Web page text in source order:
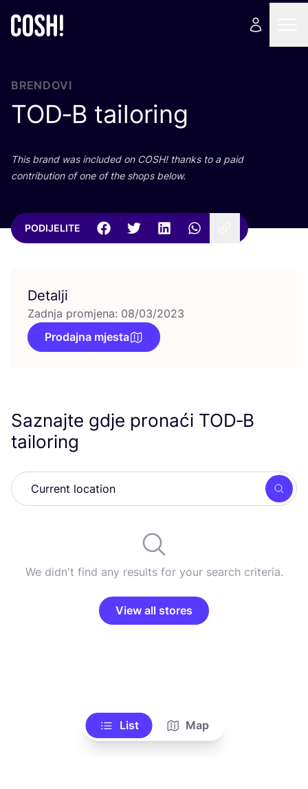
BRENDOVI
TOD‑B tailoring
This brand was inclu­ded on COSH! than­ks to a paid
con­tri­bu­ti­on of one of the shops below.
PODIJELITE
Detalji
Zadnja promjena: 08/03/2023
Prodajna mjesta
Saznajte gdje pronaći TOD‑B
tailoring
We didn't find any results for your search criteria.
View all stores
List Map